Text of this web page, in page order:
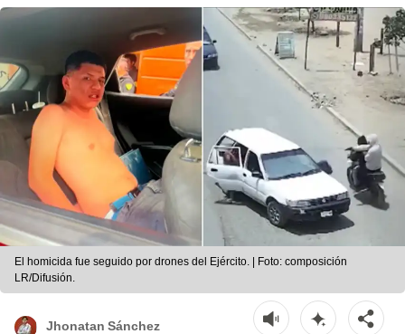
El homicida fue seguido por drones del Ejército. | Foto: composición
LR/Difusión.
Jhonatan Sánchez